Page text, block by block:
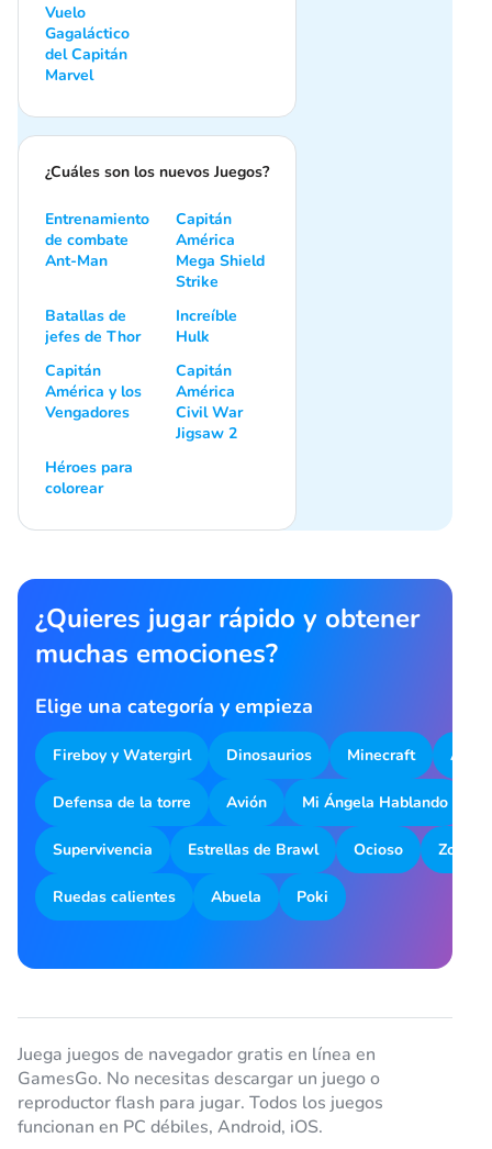
Vuelo
Gagaláctico
del Capitán
Marvel
¿Cuáles son los nuevos Juegos?
Entrenamiento
de combate
Ant-Man
Capitán
América
Mega Shield
Strike
Batallas de
jefes de Thor
Increíble
Hulk
Capitán
América y los
Vengadores
Capitán
América
Civil War
Jigsaw 2
Héroes para
colorear
¿Quieres jugar rápido y obtener
muchas emociones?
Elige una categoría y empieza
Fireboy y Watergirl Dinosaurios Minecraft
Defensa de la torre Avión Mi Ángela Hablando
Supervivencia Estrellas de Brawl Ocioso
Ruedas calientes Abuela Poki
Juega juegos de navegador gratis en línea en
GamesGo. No necesitas descargar un juego o
reproductor flash para jugar. Todos los juegos
funcionan en PC débiles, Android, iOS.